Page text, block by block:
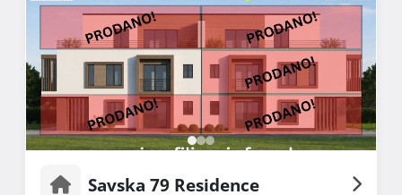
Savska 79 Residence